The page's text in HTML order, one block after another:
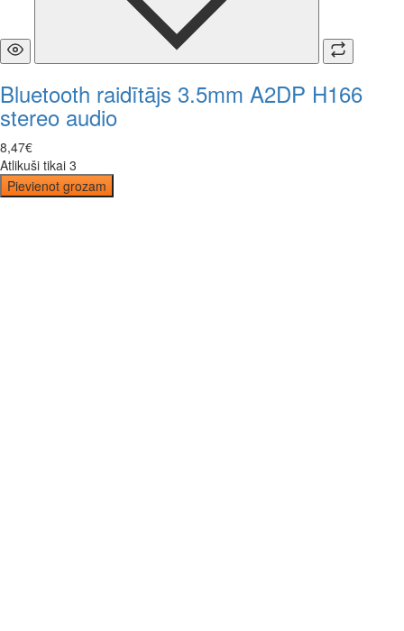
Bluetooth raidītājs 3.5mm A2DP H166
stereo audio
8,47€
Atlikuši tikai 3
Pievienot grozam